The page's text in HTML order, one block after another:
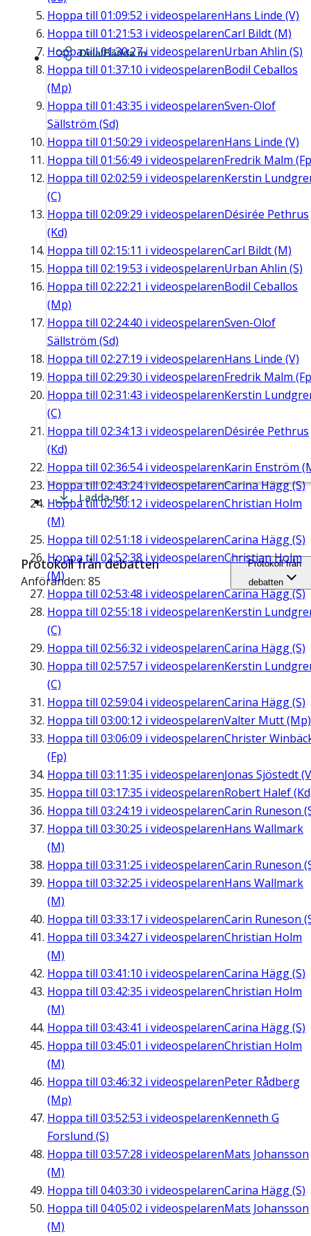
Hoppa till 01:09:52 i videospelarenHans Linde (V)
Hoppa till 01:21:53 i videospelarenCarl Bildt (M)
Hoppa till01:30:27i videospelarenUrban Ahlin (S)
Hoppa till 01:37:10 i videospelarenBodil Ceballos
(Mp)
Hoppa till 01:43:35 i videospelarenSven-Olof
Sällström (Sd)
Hoppa till 01:50:29 i videospelarenHans Linde (V)
Hoppa till 01:56:49 i videospelarenFredrik Malm
Hoppa till 02:02:59 i videospelarenKerstin
(C)
Hoppa till 02:09:29 i videospelarenDésirée Pethrus
(Kd)
Hoppa till 02:15:11 i videospelarenCarl Bildt (M)
Hoppa till 02:19:53 i videospelarenUrban Ahlin (S)
Hoppa till 02:22:21 i videospelarenBodil Ceballos
(Mp)
Hoppa till 02:24:40 i videospelarenSven-Olof
Sällström (Sd)
Hoppa till 02:27:19 i videospelarenHans Linde (V)
Hoppa till 02:29:30 i videospelarenFredrik Malm
Hoppa till 02:31:43 i videospelarenKerstin
(C)
Hoppa till 02:34:13 i videospelarenDésirée Pethrus
(Kd)
Hoppa till 02:36:54i videospelarenKarin Enström
Hoppa till02:43:24i videospelarenCarina Hägg (S)
Hoppa till02:50:12 i videospelarenChristian Holm
(M)
Hoppa till 02:51:18 i videospelarenCarina Hägg (S)
Hoppa till 02:52:38 i videospelarenChristian Holm
(M)
Hoppa till 02:53:48 i videospelarenCarina Hägg (S)
Hoppa till 02:55:18 i videospelarenKerstin
(C)
Hoppa till 02:56:32 i videospelarenCarina Hägg (S)
Hoppa till 02:57:57 i videospelarenKerstin
(C)
Hoppa till 02:59:04i videospelarenCarina Hägg (S)
Hoppa till 03:00:12 i videospelarenValter Mutt (Mp)
Hoppa till 03:06:09 i videospelarenChrister
(Fp)
Hoppa till 03:11:35 i videospelarenJonas Sjöstedt
Hoppa till 03:17:35 i videospelarenRobert Halef
Hoppa till 03:24:19 i videospelarenCarin Runeson
Hoppa till 03:30:25 i videospelarenHans Wallmark
(M)
Hoppa till 03:31:25 i videospelarenCarin Runeson
Hoppa till 03:32:25 i videospelarenHans Wallmark
(M)
Hoppa till 03:33:17 i videospelarenCarin Runeson
Hoppa till 03:34:27 i videospelarenChristian Holm
(M)
Hoppa till 03:41:10 i videospelarenCarina Hägg (S)
Hoppa till 03:42:35 i videospelarenChristian Holm
(M)
Hoppa till 03:43:41 i videospelarenCarina Hägg (S)
Hoppa till 03:45:01 i videospelarenChristian Holm
(M)
Hoppa till 03:46:32 i videospelarenPeter Rådberg
(Mp)
Hoppa till 03:52:53 i videospelarenKenneth G
Forslund (S)
Hoppa till 03:57:28 i videospelarenMats Johansson
(M)
Hoppa till 04:03:30 i videospelarenCarina Hägg (S)
Hoppa till 04:05:02 i videospelarenMats Johansson
(M)
Dela/Bädda in
Ladda ner
Protokoll från debatten
Anföranden: 85
Protokoll från
debatten